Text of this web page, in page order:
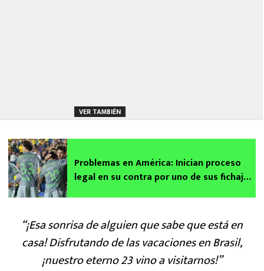
VER TAMBIÉN
Problemas en América: Inician proceso
legal en su contra por uno de sus fichajes
“¡Esa sonrisa de alguien que sabe que está en
casa! Disfrutando de las vacaciones en Brasil,
¡nuestro eterno 23 vino a visitarnos!”